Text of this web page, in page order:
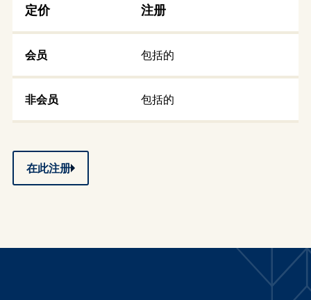
注册
包括的
包括的
在此注册